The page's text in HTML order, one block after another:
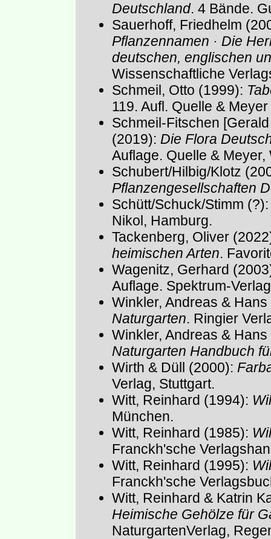
Deutschland. 4 Bände.
Sauerhoff, Friedhelm
Pflanzennamen · Die
deutschen, englischen
Wissenschaftliche
Schmeil, Otto (1999):
119. Aufl. Quelle &
Schmeil-Fitschen
(2019): Die Flora
Auflage. Quelle & Meyer,
Schubert/Hilbig/Klotz
Pflanzengesellschaften
Schütt/Schuck/Stimm
Nikol, Hamburg.
Tackenberg, Oliver
heimischen Arten.
Wagenitz, Gerhard
Auflage. Spektrum-
Winkler, Andreas &
Naturgarten. Ringier
Winkler, Andreas &
Naturgarten Handbuch
Wirth & Düll (2000):
Verlag, Stuttgart.
Witt, Reinhard (1994):
München.
Witt, Reinhard (1985):
Franckh'sche
Witt, Reinhard (1995):
Franckh'sche
Witt, Reinhard & Katrin
Heimische Gehölze für
NaturgartenVerlag,